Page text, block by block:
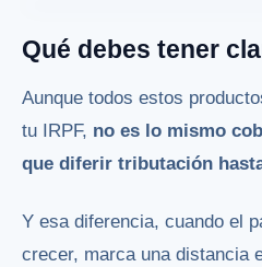
Qué debes tener
Aunque todos estos
tu IRPF, no es lo mismo
que diferir tributación
Y esa diferencia, cuando el
crecer, marca una distancia